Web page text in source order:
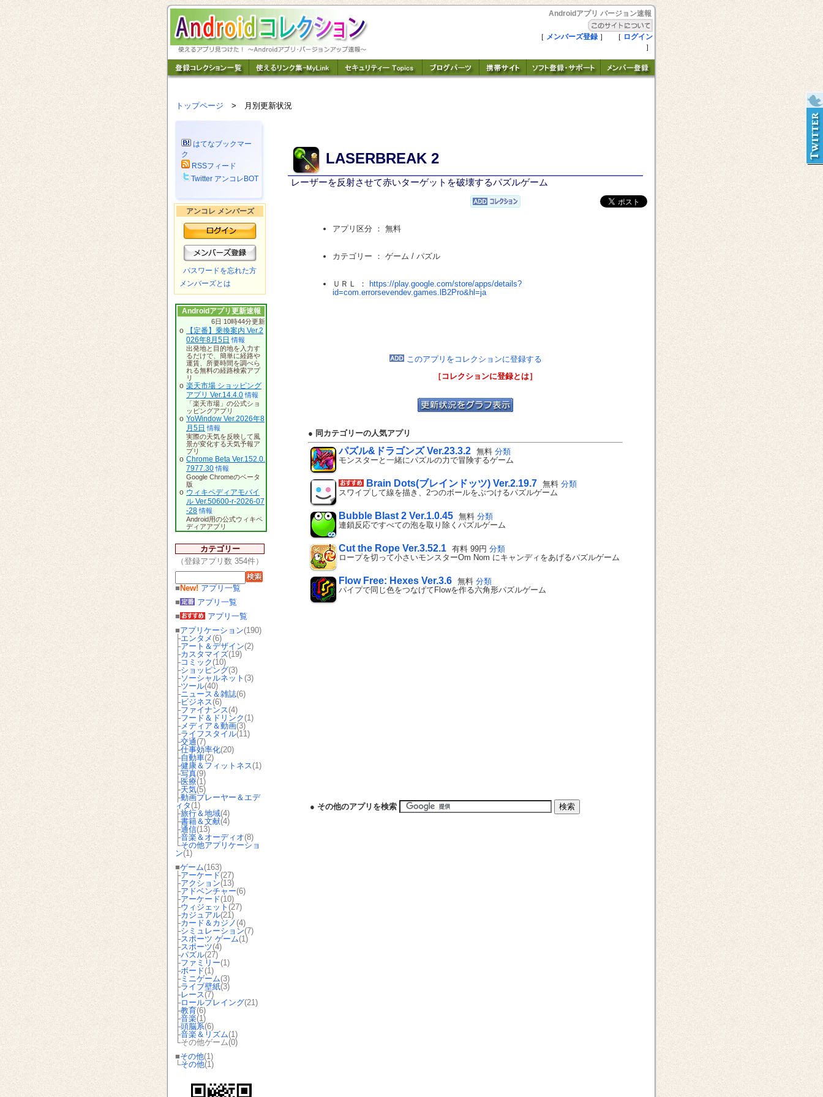
Androidアプリ バージョン速報
［ メンバーズ登録］ ［ ログイン
］
トップページ > 月別更新状況
はてなブックマー
ク
RSSフィード
Twitter アンコレBOT
アンコレ メンバーズ
パスワードを忘れた方
メンバーズとは
Androidアプリ更新速報
6日 10時44分更新
o
【定番】乗換案内 Ver.2
026年8月5日 情報
出発地と目的地を入力す
るだけで、簡単に経路や
運賃、所要時間を調べら
れる無料の経路検索アプ
リ
o 楽天市場 ショッピング
アプリ Ver.14.4.0 情報
「楽天市場」の公式ショ
ッピングアプリ
o YoWindow Ver.2026年8
月5日 情報
実際の天気を反映して風
景が変化する天気予報ア
プリ
o Chrome Beta Ver.152.0.
7977.30 情報
Google Chromeのベータ
版
o ウィキペディアモバイ
ル Ver.50600-r-2026-07
-28 情報
Android用の公式ウィキペ
ディアアプリ
カテゴリー
（登録アプリ数 354件）
■ New! アプリ一覧
■
アプリ一覧
■
アプリ一覧
■アプリケーション(190)
├エンタメ (6)
├アート＆デザイン(2)
├カスタマイズ(19)
├コミック (10)
├ショッピング(3)
├ソーシャルネット (3)
├ツール(40)
├ニュース＆雑誌(6)
├ビジネス(6)
├ファイナンス(4)
├フード＆ドリンク (1)
├メディア＆動画(3)
├ライフスタイル(11)
├交通(7)
├仕事効率化(20)
├自動車(2)
├健康＆フィットネス(1)
├写真(9)
├医療(1)
├天気(5)
├動画プレーヤー＆エデ
ィタ (1)
├旅行＆地域(4)
├書籍＆文献(4)
├通信(13)
├音楽＆オーディオ(8)
└その他アプリケーショ
ン(1)
■ゲーム(163)
├アーケード(27)
├アクション(13)
├アドベンチャー(6)
├アーケード(10)
├ウィジェット (27)
├カジュアル(21)
├カード＆カジノ (4)
├シミュレーション(7)
├スポーツ ゲーム(1)
├スポーツ(4)
├パズル(27)
├ファミリー(1)
├ボード(1)
├ミニゲーム(3)
├ライブ壁紙(3)
├レース(7)
├ロールプレイング(21)
├教育(6)
├音楽(1)
├頭脳系(6)
├音楽＆リズム(1)
└その他ゲーム(0)
■その他(1)
└その他(1)
LASERBREAK 2
レーザーを反射させて赤いターゲットを破壊するパズルゲーム
アプリ区分 ： 無料
カテゴリー ： ゲーム / パズル
ＵＲＬ ：
https://play.google.com/store/apps/details?
id=com.errorsevendev.games.lB2Pro&hl=ja
このアプリをコレクションに登録する
［コレクションに登録とは］
● 同カテゴリーの人気アプリ
パズル&ドラゴンズ Ver.23.3.2 無料 分類
モンスターと一緒にパズルの力で冒険するゲーム
Brain Dots(ブレインドッツ) Ver.2.19.7 無料 分類
スワイプして線を描き、2つのボールをぶつけるパズルゲーム
Bubble Blast 2 Ver.1.0.45 無料 分類
連鎖反応ですべての泡を取り除くパズルゲーム
Cut the Rope Ver.3.52.1 有料 99円 分類
ロープを切って小さいモンスターOm Nom にキャンディをあげるパズルゲーム
Flow Free: Hexes Ver.3.6 無料 分類
パイプで同じ色をつなげてFlowを作る六角形パズルゲーム
● その他のアプリを検索